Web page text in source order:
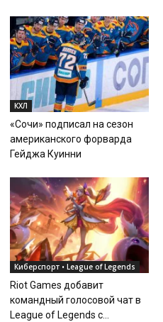
КХЛ
«Сочи» подписал на сезон
американского форварда
Гейджа Куинни
Киберспорт • League of Legends
Riot Games добавит
командный голосовой чат в
League of Legends с...